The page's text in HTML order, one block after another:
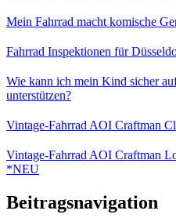
Mein Fahrrad macht komische
Fahrrad Inspektionen für
Wie kann ich mein Kind sicher
unterstützen?
Vintage-Fahrrad AOI Craftman
Vintage-Fahrrad AOI Craftman
*NEU
Beitragsnavigation